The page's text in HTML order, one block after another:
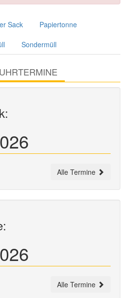
Sack Papiertonne
Sondermüll
Alle Termine
Alle Termine